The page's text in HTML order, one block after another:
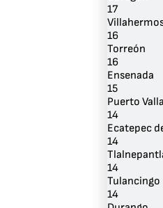
17
16
Torreón
16
Ensenada
15
Puerto
14
Ecatepec
14
14
Tulancingo
14